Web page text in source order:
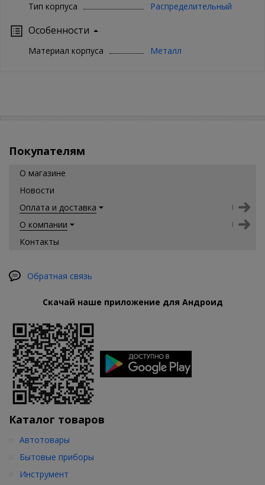
Тип корпуса
Распределительный
Особенности
Материал корпуса Металл
Покупателям
О магазине
Новости
Оплата и доставка
О компании
Контакты
Обратная связь
Скачай наше приложение для Андроид
Каталог товаров
Автотовары
Бытовые приборы
Инструмент